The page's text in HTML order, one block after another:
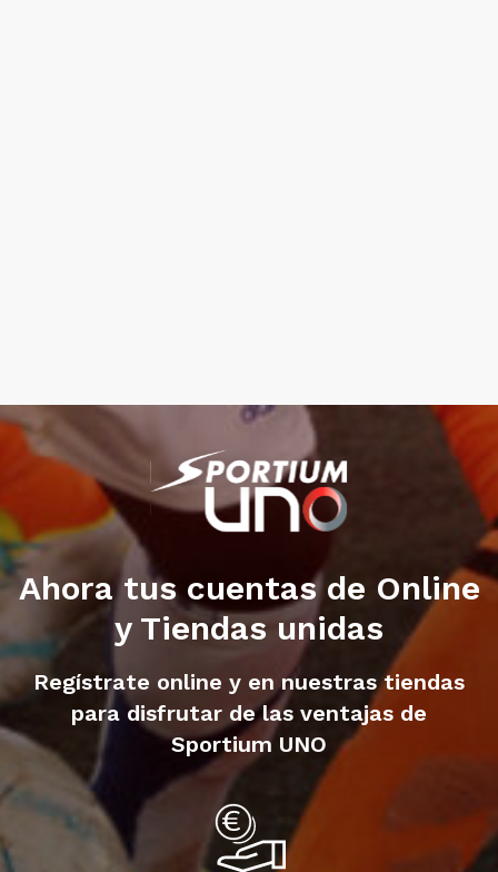
Ahora tus cuentas de Online
y Tiendas unidas
Regístrate online y en nuestras tiendas
para disfrutar de las ventajas de
Sportium UNO